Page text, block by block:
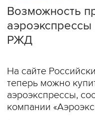
Возможность
аэроэкспрессы
РЖД
На сайте
теперь можно
аэроэкспрессы,
компании